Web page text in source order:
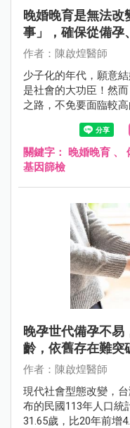
晚婚晚育是無法
事」，確保從備孕
作者：陳啟煌醫師
少子化的年代，願意
是社會的大功臣！然
之路，不免要面臨較
幸而在進步的醫學庇
困難；透過周全的產
齡產婦順利生產。
關鍵字： 晚婚晚育 、
基因篩檢
晚孕世代備孕不
齡，依舊存在難突
作者：陳啟煌醫師
現代社會型態改變，
布的民國113年人口統
31.65歲，比20年前增